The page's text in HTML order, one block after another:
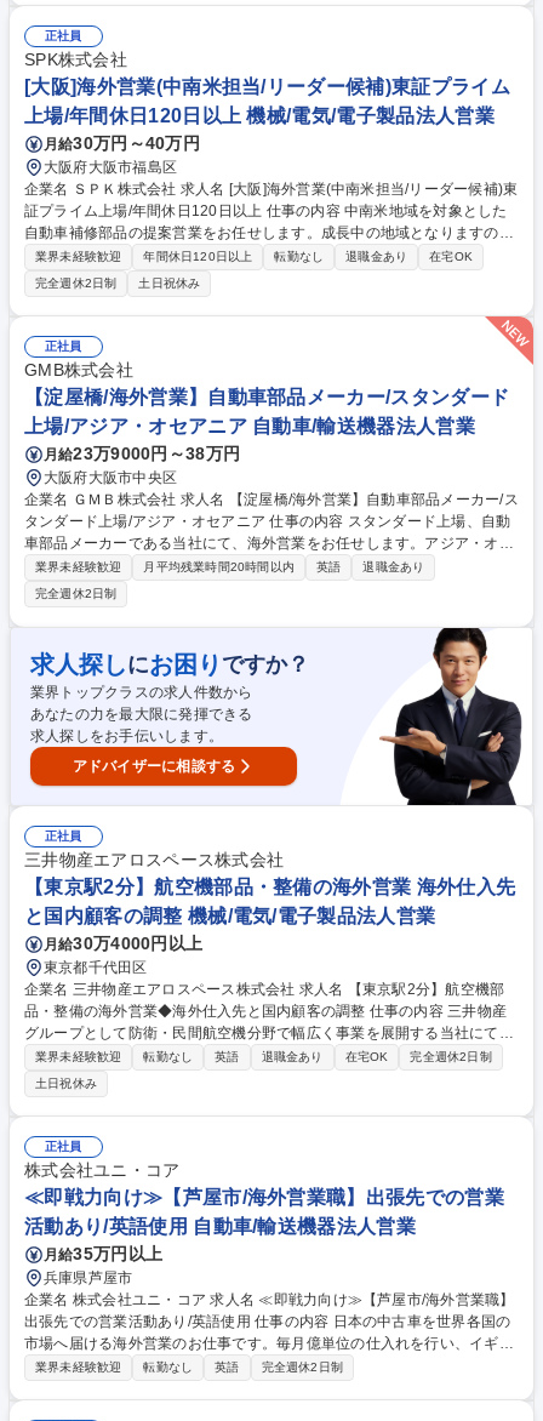
ます。中国でシェアNo.1・世界でも業界TOP10に入る売上規模です。
【販売先】主に自動車/二輪車/家電製品/鉄鋼・繊維機械等のメーカー ★大
手自動車メーカと多数取引あり！ 【詳細】既存顧客のフォローと新規開拓
の両方を担当いただきます。良い製品性能が発揮できるよう、適切な軸受
を提案していただきます。 募集職種 【横浜/営業】中国シェアNo.1自動車
部品メーカー/日本顧客/月平均残業10時間
正社員
SPK株式会社
[大阪]海外営業(中南米担当/リーダー候補)東証プライム
上場/年間休日120日以上 機械/電気/電子製品法人営業
月給30万円～40万円
大阪府大阪市福島区
企業名 ＳＰＫ株式会社 求人名 [大阪]海外営業(中南米担当/リーダー候補)東
証プライム上場/年間休日120日以上 仕事の内容 中南米地域を対象とした
自動車補修部品の提案営業をお任せします。成長中の地域となりますの
で、新規開拓など挑戦したい方にもピッタリです。 《業務内容》●既存顧
客への提案営業(基本的にメール・WEB会議等を利用し、年に数回ペース
での出張)●将来的にはチームをまとめ、リーダーとなって課をまとめてい
ただくポジションの募集です。 《お客様》現地の輸入商 《入社後の流
れ》まずは商品知識や業界の理解を深めていただきながら、営業活動を行
っていただきます。チームで活動を行っていただくため、相談しながら業
務を進めることができる環境です。 募集職種 [大阪]海外営業(中南米担当/
リーダー候補)東証プライム上場/年間休日120日以上
業界未経験歓迎 年間休日120日以上 転勤なし 退職金あり
在宅OK
完全週休2日制
土日祝休み
正社員
GMB株式会社
【淀屋橋/海外営業】自動車部品メーカー/スタンダード
上場/アジア・オセアニア 自動車/輸送機器法人営業
月給23万9000円～38万円
大阪府大阪市中央区
企業名 ＧＭＢ株式会社 求人名 【淀屋橋/海外営業】自動車部品メーカー/ス
タンダード上場/アジア・オセアニア 仕事の内容 スタンダード上場、自動
車部品メーカーである当社にて、海外営業をお任せします。アジア・オセ
アニア地域の営業戦力強化を図るべく、グローバルにご活躍頂きます。 ■
販売推進、顧客管理、受注・商品発注業務等 ※担当予定のエリア（インド
ネシア、マレーシア、シンガポール等） ■社内の他部署（購買や品質保証
等）と連携を取りつつ納期や品質対応を進めて頂きます。 ■新規取引時は
部署横断のプロジェクトチームを立ち上げ、それをリード頂くこともござ
います。 ■ご経験により、チームリーダーとしてメンバーをけん引する業
務も担当頂きます（進捗管理、指導、育成等）。 募集職種 【淀屋橋/海外
営業】自動車部品メーカー/スタンダード上場/アジア・オセアニア
業界未経験歓迎 月平均残業時間20時間以内 英語
退職金あり
完全週休2日制
求人探しにお困り ですか？
業界トップクラスの求人件数から
あなたの力を最大限に発揮できる
求人探しをお手伝いします。
アドバイザーに相談する
正社員
三井物産エアロスペース株式会社
【東京駅2分】航空機部品・整備の海外営業 海外仕入先
と国内顧客の調整 機械/電気/電子製品法人営業
月給30万4000円以上
東京都千代田区
企業名 三井物産エアロスペース株式会社 求人名 【東京駅2分】航空機部
品・整備の海外営業◆海外仕入先と国内顧客の調整 仕事の内容 三井物産
グループとして防衛・民間航空機分野で幅広く事業を展開する当社にて、
航空機部品の代理店営業やエンジン整備事業の推進をお任せします。 【詳
細】米国製航空機部品の代理店として、海外メーカーと国内重工メーカー
間の仕様・価格・納期調整、市場調査やシェア拡大に向けた営業をお任せ
します。また、航空機エンジン整備事業（MRO）における工程進捗管
理、整備事業者やユーザーとの各種調整、新規案件獲得に向けた営業活
動、和文・英文の契約書作成・更新も担当。海外と国内の橋渡しとして、
英語力を駆使して案件を推進していきます。 募集職種 【東京駅2分】航空
機部品・整備の海外営業◆海外仕入先と国内顧客の調整
業界未経験歓迎 転勤なし 英語 退職金あり 在宅OK
完全週休2日制
土日祝休み
正社員
株式会社ユニ・コア
≪即戦力向け≫【芦屋市/海外営業職】出張先での営業
活動あり/英語使用 自動車/輸送機器法人営業
月給35万円以上
兵庫県芦屋市
企業名 株式会社ユニ・コア 求人名 ≪即戦力向け≫【芦屋市/海外営業職】
出張先での営業活動あり/英語使用 仕事の内容 日本の中古車を世界各国の
市場へ届ける海外営業のお仕事です。毎月億単位の仕入れを行い、イギリ
スや米国など幅広い国へ販売します。社長直下で直接指導を受けながら、
業界未経験歓迎 転勤なし 英語 完全週休2日制